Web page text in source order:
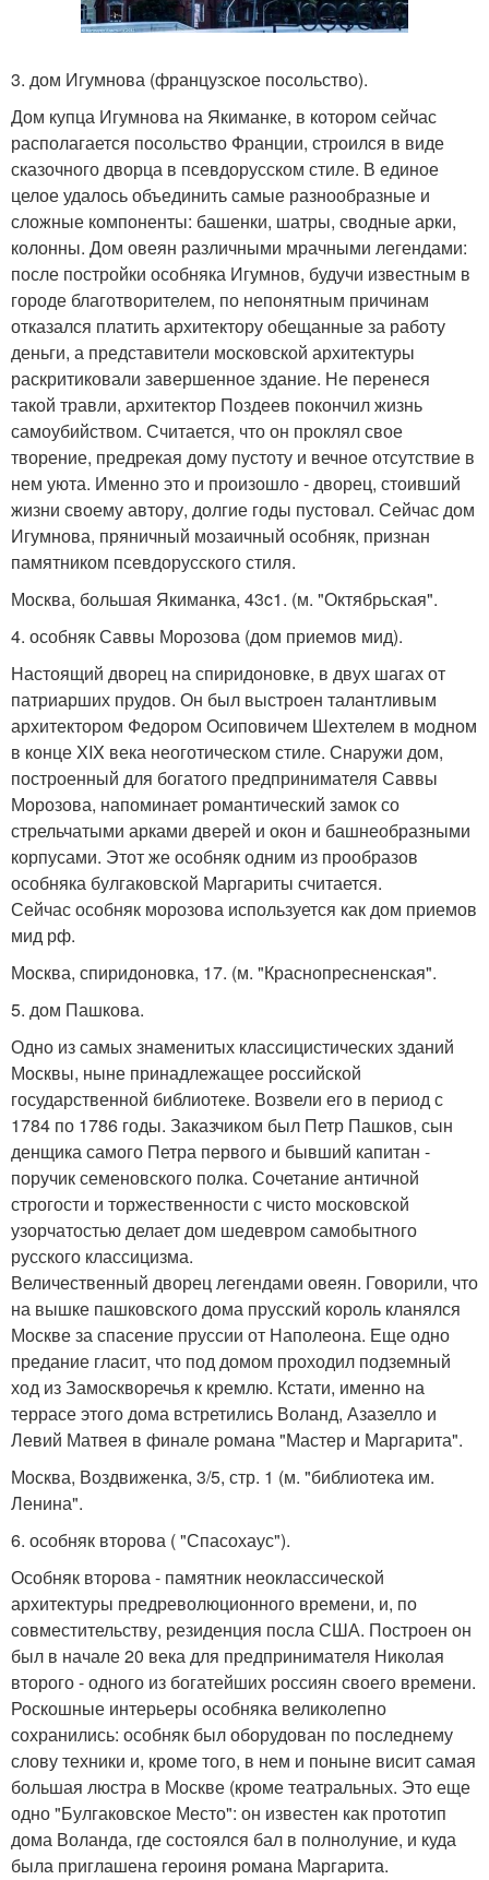
3. дом Игумнова (французское посольство).
Дом купца Игумнова на Якиманке, в котором сейчас
располагается посольство Франции, строился в виде
сказочного дворца в псевдорусском стиле. В единое
целое удалось объединить самые разнообразные и
сложные компоненты: башенки, шатры, сводные арки,
колонны. Дом овеян различными мрачными легендами:
после постройки особняка Игумнов, будучи известным в
городе благотворителем, по непонятным причинам
отказался платить архитектору обещанные за работу
деньги, а представители московской архитектуры
раскритиковали завершенное здание. Не перенеся
такой травли, архитектор Поздеев покончил жизнь
самоубийством. Считается, что он проклял свое
творение, предрекая дому пустоту и вечное отсутствие в
нем уюта. Именно это и произошло - дворец, стоивший
жизни своему автору, долгие годы пустовал. Сейчас дом
Игумнова, пряничный мозаичный особняк, признан
памятником псевдорусского стиля.
Москва, большая Якиманка, 43c1. (м. "Октябрьская".
4. особняк Саввы Морозова (дом приемов мид).
Настоящий дворец на спиридоновке, в двух шагах от
патриарших прудов. Он был выстроен талантливым
архитектором Федором Осиповичем Шехтелем в модном
в конце XIX века неоготическом стиле. Снаружи дом,
построенный для богатого предпринимателя Саввы
Морозова, напоминает романтический замок со
стрельчатыми арками дверей и окон и башнеобразными
корпусами. Этот же особняк одним из прообразов
особняка булгаковской Маргариты считается.
Сейчас особняк морозова используется как дом приемов
мид рф.
Москва, спиридоновка, 17. (м. "Краснопресненская".
5. дом Пашкова.
Одно из самых знаменитых классицистических зданий
Москвы, ныне принадлежащее российской
государственной библиотеке. Возвели его в период с
1784 по 1786 годы. Заказчиком был Петр Пашков, сын
денщика самого Петра первого и бывший капитан -
поручик семеновского полка. Сочетание античной
строгости и торжественности с чисто московской
узорчатостью делает дом шедевром самобытного
русского классицизма.
Величественный дворец легендами овеян. Говорили, что
на вышке пашковского дома прусский король кланялся
Москве за спасение пруссии от Наполеона. Еще одно
предание гласит, что под домом проходил подземный
ход из Замоскворечья к кремлю. Кстати, именно на
террасе этого дома встретились Воланд, Азазелло и
Левий Матвея в финале романа "Мастер и Маргарита".
Москва, Воздвиженка, 3/5, стр. 1 (м. "библиотека им.
Ленина".
6. особняк второва ( "Спасохаус").
Особняк второва - памятник неоклассической
архитектуры предреволюционного времени, и, по
совместительству, резиденция посла США. Построен он
был в начале 20 века для предпринимателя Николая
второго - одного из богатейших россиян своего времени.
Роскошные интерьеры особняка великолепно
сохранились: особняк был оборудован по последнему
слову техники и, кроме того, в нем и поныне висит самая
большая люстра в Москве (кроме театральных. Это еще
одно "Булгаковское Место": он известен как прототип
дома Воланда, где состоялся бал в полнолуние, и куда
была приглашена героиня романа Маргарита.